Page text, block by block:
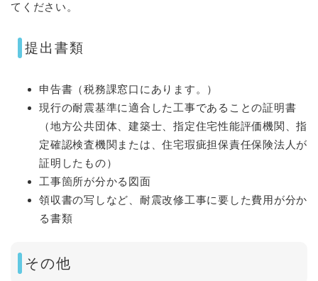
てください。
提出書類
申告書（税務課窓口にあります。）
現行の耐震基準に適合した工事であることの証明書
（地方公共団体、建築士、指定住宅性能評価機関、指
定確認検査機関または、住宅瑕疵担保責任保険法人が
証明したもの）
工事箇所が分かる図面
領収書の写しなど、耐震改修工事に要した費用が分か
る書類
その他